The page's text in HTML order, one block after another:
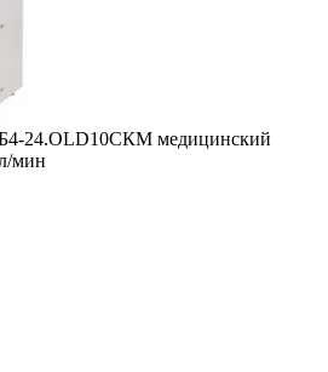
24.OLD10СКМ медицинский
мин